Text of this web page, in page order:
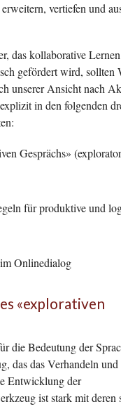
vertiefen und
das kollaborative Lernen
gefördert wird, sollten
unserer Ansicht nach
in den folgenden
Gesprächs»
für produktive und
Onlinedialog
«explorativen
die Bedeutung der
das das Verhandeln
Entwicklung der
ist stark mit deren